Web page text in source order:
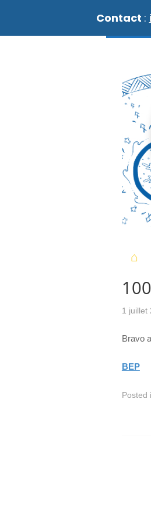
⌂
1 juillet
Bravo
BEP
Posted
Contact :